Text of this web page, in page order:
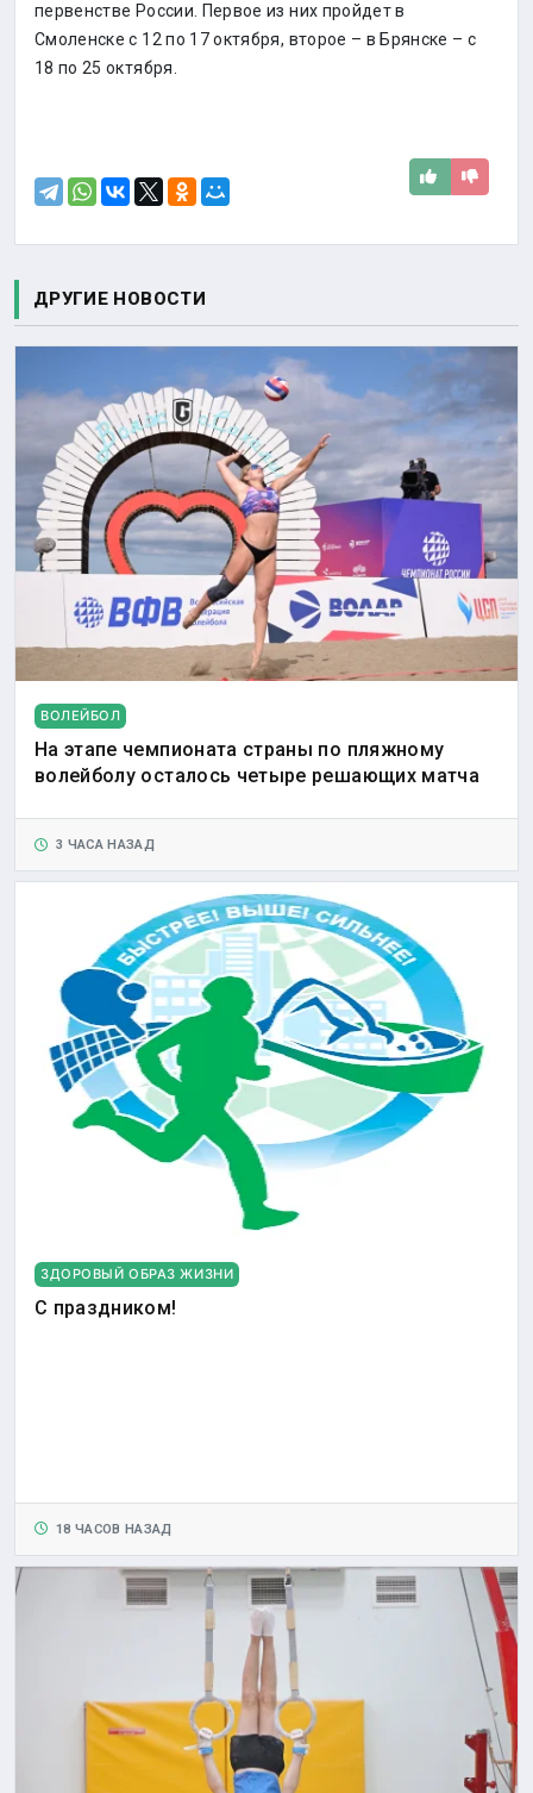
первенстве России. Первое из них пройдет в
Смоленске с 12 по 17 октября, второе – в Брянске – с
18 по 25 октября.
ДРУГИЕ НОВОСТИ
ВОЛЕЙБОЛ
На этапе чемпионата страны по пляжному
волейболу осталось четыре решающих матча
3 ЧАСА НАЗАД
ЗДОРОВЫЙ ОБРАЗ ЖИЗНИ
С праздником!
18 ЧАСОВ НАЗАД